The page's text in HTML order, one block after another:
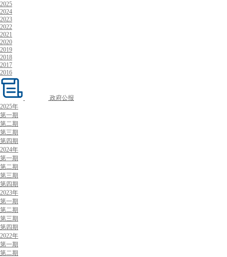
2025
2024
2023
2022
2021
2020
2019
2018
2017
2016
政府公报
2025年
第一期
第二期
第三期
第四期
2024年
第一期
第二期
第三期
第四期
2023年
第一期
第二期
第三期
第四期
2022年
第一期
第二期